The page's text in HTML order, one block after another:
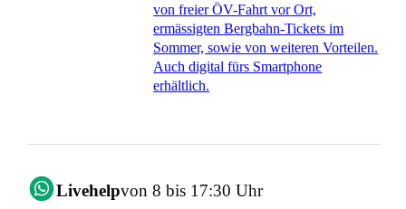
von freier ÖV-Fahrt vor Ort,
ermässigten Bergbahn-Tickets im
Sommer, sowie von weiteren Vorteilen.
Auch digital fürs Smartphone
erhältlich.
Livehelpvon 8 bis 17:30 Uhr